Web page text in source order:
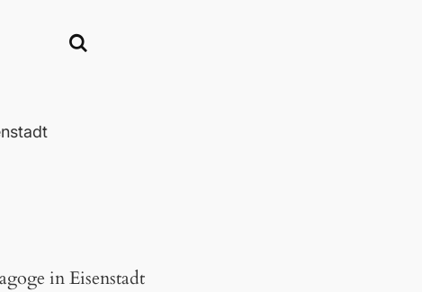
in Eisenstadt